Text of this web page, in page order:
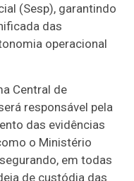
(Sesp), garantindo
das
operacional
Central de
responsável pela
das evidências
o Ministério
em todas
de custódia das